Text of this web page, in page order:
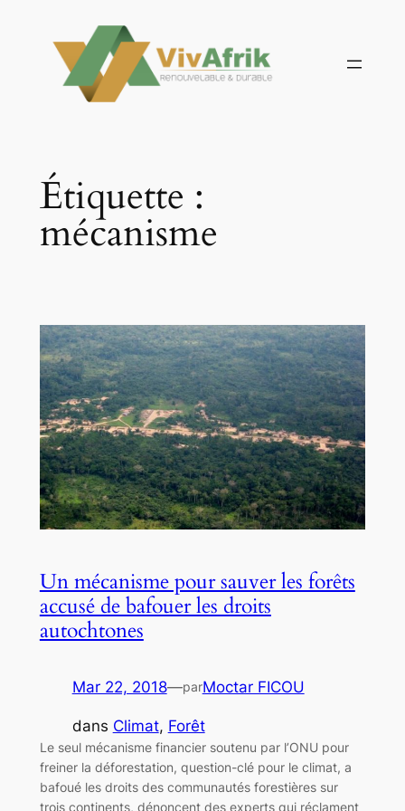
contenu
Étiquette :
mécanisme
Un mécanisme pour sauver les forêts
accusé de bafouer les droits
autochtones
Mar 22, 2018—parMoctar FICOU
dans Climat, Forêt
Le seul mécanisme financier soutenu par l’ONU pour
freiner la déforestation, question-clé pour le climat, a
bafoué les droits des communautés forestières sur
trois continents, dénoncent des experts qui réclament